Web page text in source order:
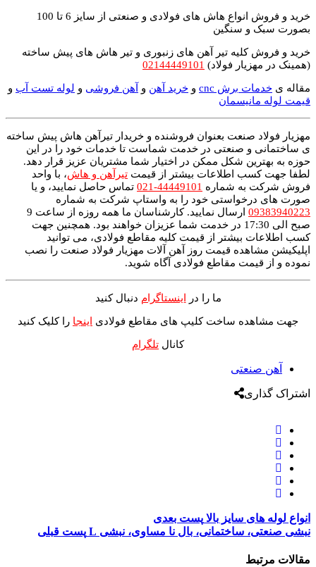
خرید و فروش انواع هاش های فولادی و صنعتی از سایز 6 تا 100
بصورت سبک و سنگین
خرید و فروش کلیه تیر آهن های زنبوری و تیر هاش های پیش ساخته
(همینک در مهزیار فولاد) 02144449101
مقاله ی خدمات برش cnc و خرید آهن و آهن فروشی و لوله تست آب و
قیمت لوله مانیسمان
مهزیار فولاد صنعت بعنوان فروشنده و خریدار تیرآهن هاش پیش ساخته
ی ساختمانی و صنعتی در خدمت شماست تا خدمات خود را در این
حوزه به بهترین شکل ممکن در اختیار شما مشتریان عزیز قرار دهد.
لطفا جهت کسب اطلاعات بیشتر از قیمت تیرآهن و هاش، با واحد
فروش شرکت به شماره 44449101-021
تماس حاصل نمایید، و یا
صورت های درخواستی خود را به واستاپ شرکت به شماره
09383940223
ارسال نمایید. کارشناسان ما همه روزه از ساعت 9
صبح الی 17:30 در خدمت شما عزیزان خواهند بود. همچنین جهت
کسب اطلاعات بیشتر از قیمت کلیه مقاطع فولادی، می توانید
اپلیکیشن مشاهده قیمت روز آهن آلات مهزیار فولاد صنعت را نصب
نموده و از قیمت مقاطع فولادی آگاه شوید.
ما را در اینستاگرام دنبال کنید
جهت مشاهده ساخت کلیپ های مقاطع فولادی اینجا را کلیک کنید
کانال تلگرام
آهن صنعتی
اشتراک گذاری
انواع لوله های سایز بالا پست بعدی
نبشی صنعتی، ساختمانی، بال نا مساوی، نبشی L
پست قبلی
مقالات مرتبط